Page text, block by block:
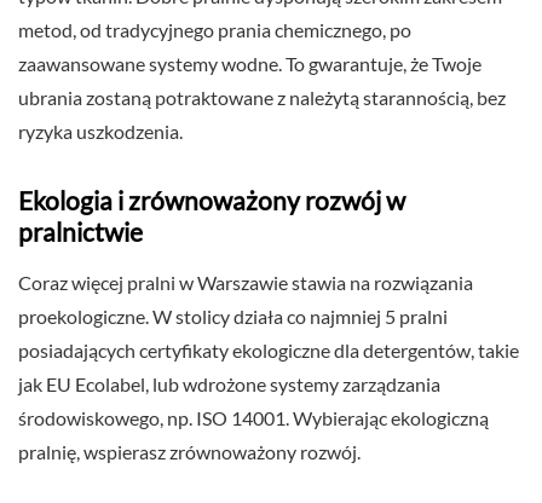
metod, od tradycyjnego prania chemicznego, po
zaawansowane systemy wodne. To gwarantuje, że Twoje
ubrania zostaną potraktowane z należytą starannością, bez
ryzyka uszkodzenia.
Ekologia i zrównoważony rozwój w
pralnictwie
Coraz więcej pralni w Warszawie stawia na rozwiązania
proekologiczne. W stolicy działa co najmniej 5 pralni
posiadających certyfikaty ekologiczne dla detergentów, takie
jak EU Ecolabel, lub wdrożone systemy zarządzania
środowiskowego, np. ISO 14001. Wybierając ekologiczną
pralnię, wspierasz zrównoważony rozwój.